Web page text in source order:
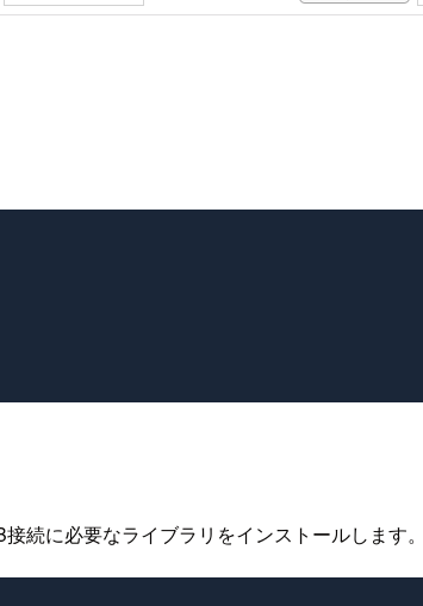
続に必要なライブラリをインストールします。